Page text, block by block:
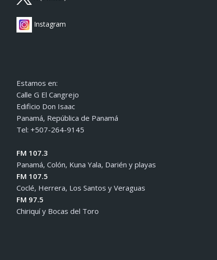
Instagram
Estamos en:
Calle G El Cangrejo
Edificio Don Isaac
Panamá, República de Panamá
Tel: +507-264-9145
FM 107.3
Panamá, Colón, Kuna Yala, Darién y playas
FM 107.5
Coclé, Herrera, Los Santos y Veraguas
FM 97.5
Chiriquí y Bocas del Toro